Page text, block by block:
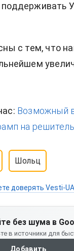
с тем, что
Возможный
на
Шольц
доверять Vesti-UA
без шума в
в источники для
Добавить